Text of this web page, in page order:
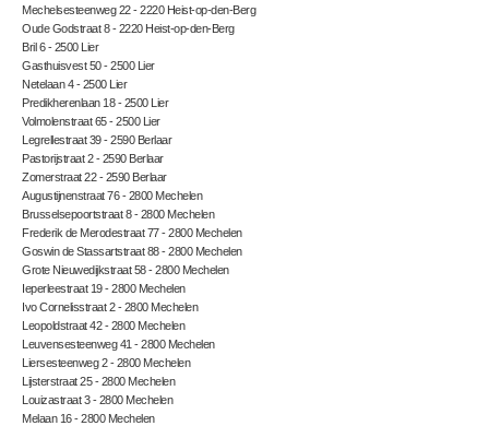
Mechelsesteenweg 22 - 2220 Heist-op-den-Berg
Oude Godstraat 8 - 2220 Heist-op-den-Berg
Bril 6 - 2500 Lier
Gasthuisvest 50 - 2500 Lier
Netelaan 4 - 2500 Lier
Predikherenlaan 18 - 2500 Lier
Volmolenstraat 65 - 2500 Lier
Legrellestraat 39 - 2590 Berlaar
Pastorijstraat 2 - 2590 Berlaar
Zomerstraat 22 - 2590 Berlaar
Augustijnenstraat 76 - 2800 Mechelen
Brusselsepoortstraat 8 - 2800 Mechelen
Frederik de Merodestraat 77 - 2800 Mechelen
Goswin de Stassartstraat 88 - 2800 Mechelen
Grote Nieuwedijkstraat 58 - 2800 Mechelen
Ieperleestraat 19 - 2800 Mechelen
Ivo Cornelisstraat 2 - 2800 Mechelen
Leopoldstraat 42 - 2800 Mechelen
Leuvensesteenweg 41 - 2800 Mechelen
Liersesteenweg 2 - 2800 Mechelen
Lijsterstraat 25 - 2800 Mechelen
Louizastraat 3 - 2800 Mechelen
Melaan 16 - 2800 Mechelen